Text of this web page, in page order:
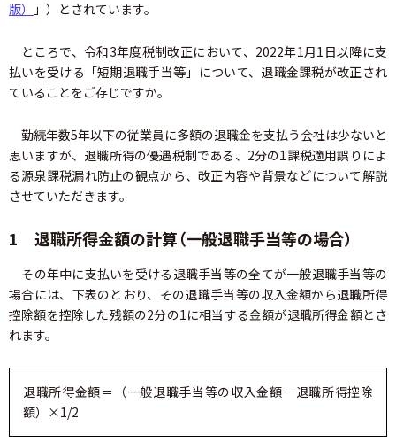
版）
」）とされています。
ところで、令和3年度税制改正において、2022年1月1日以降に支
払いを受ける「短期退職手当等」について、退職金課税が改正され
ていることをご存じですか。
勤続年数5年以下の従業員に多額の退職金を支払う会社は少ないと
思いますが、退職所得の優遇税制である、2分の1課税適用誤りによ
る源泉課税漏れ防止の観点から、改正内容や背景などについて解説
させていただきます。
1 退職所得金額の計算（一般退職手当等の場合）
その年中に支払いを受ける退職手当等の全てが一般退職手当等の
場合には、下表のとおり、その退職手当等の収入金額から退職所得
控除額を控除した残額の2分の1に相当する金額が退職所得金額とさ
れます。
退職所得金額＝（一般退職手当等の収入金額―退職所得控除
額）×1/2